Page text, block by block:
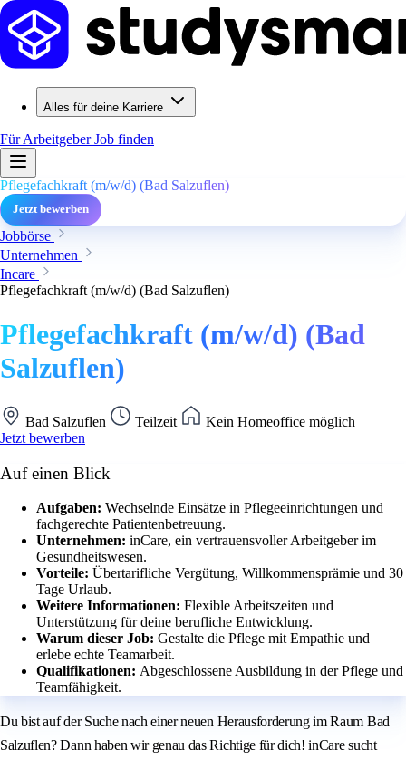
Alles für deine Karriere
Für ArbeitgeberJob finden
Pflegefachkraft (m/w/d) (Bad Salzuflen)
Jetzt bewerben
Jobbörse
Unternehmen
Incare
Pflegefachkraft (m/w/d) (Bad Salzuflen)
Pflegefachkraft (m/w/d) (Bad
Salzuflen)
Bad Salzuflen Teilzeit
Kein Homeoffice möglich
Jetzt bewerben
Auf einen Blick
Aufgaben: Wechselnde Einsätze in Pflegeeinrichtungen und
fachgerechte Patientenbetreuung.
Unternehmen: inCare, ein vertrauensvoller Arbeitgeber im
Gesundheitswesen.
Vorteile: Übertarifliche Vergütung, Willkommensprämie und 30
Tage Urlaub.
Weitere Informationen: Flexible Arbeitszeiten und
Unterstützung für deine berufliche Entwicklung.
Warum dieser Job: Gestalte die Pflege mit Empathie und
erlebe echte Teamarbeit.
Qualifikationen: Abgeschlossene Ausbildung in der Pflege und
Teamfähigkeit.
Du bist auf der Suche nach einer neuen Herausforderung im Raum Bad
Salzuflen? Dann haben wir genau das Richtige für dich! inCare sucht